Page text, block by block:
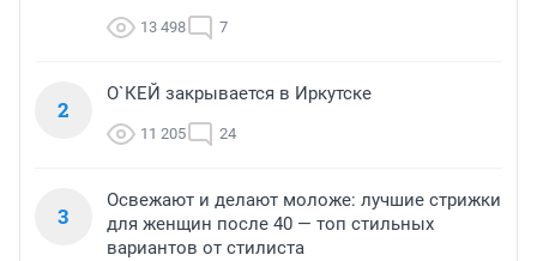
13 498 7
2
О`КЕЙ закрывается в Иркутске
11 205 24
3
Освежают и делают моложе: лучшие стрижки
для женщин после 40 — топ стильных
вариантов от стилиста